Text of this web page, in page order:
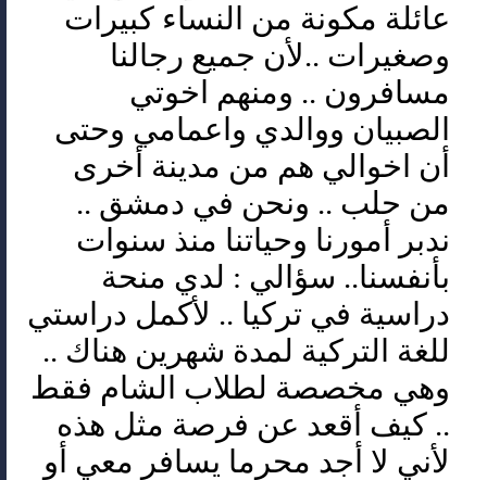
عائلة مكونة من النساء كبيرات
وصغيرات ..لأن جميع رجالنا
مسافرون .. ومنهم اخوتي
الصبيان ووالدي واعمامي وحتى
أن اخوالي هم من مدينة أخرى
من حلب .. ونحن في دمشق ..
ندبر أمورنا وحياتنا منذ سنوات
بأنفسنا.. سؤالي : لدي منحة
دراسية في تركيا .. لأكمل دراستي
للغة التركية لمدة شهرين هناك ..
وهي مخصصة لطلاب الشام فقط
.. كيف أقعد عن فرصة مثل هذه
لأني لا أجد محرما يسافر معي أو